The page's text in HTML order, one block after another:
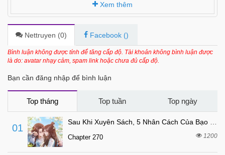
Chapter 233 1 tháng trước
Chapter 232 1 tháng trước
Chapter 231 1 tháng trước
1 tháng trước
Chapter 229
Chapter 228 1 tháng trước
Chapter 227
Chapter 226
Chapter 225
Xem thêm
Nettruyen (0) Facebook ()
Bình luận không được tính để tăng cấp độ. Tài khoản không bình luận được
là do: avatar nhạy cảm, spam link hoặc chưa đủ cấp độ.
Bạn cần đăng nhập để bình luận
Top tháng Top tuần Top ngày
01
Chapter 270 1200